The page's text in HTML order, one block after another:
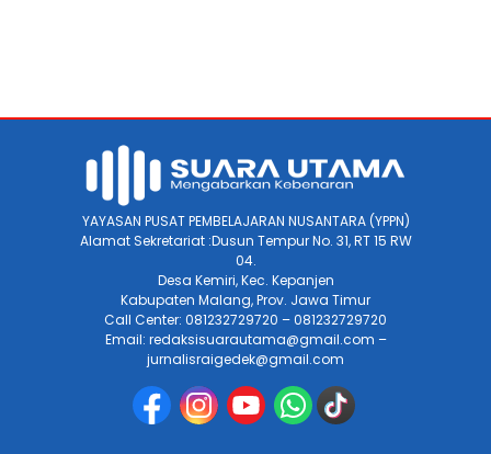
YAYASAN PUSAT PEMBELAJARAN NUSANTARA (YPPN)
Alamat Sekretariat :Dusun Tempur No. 31, RT 15 RW
04.
Desa Kemiri, Kec. Kepanjen
Kabupaten Malang, Prov. Jawa Timur
Call Center: 081232729720 – 081232729720
Email: redaksisuarautama@gmail.com –
jurnalisraigedek@gmail.com